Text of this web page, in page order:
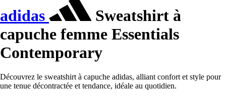
adidas
Sweatshirt à
capuche femme Essentials
Contemporary
Découvrez le sweatshirt à capuche adidas, alliant confort et style pour
une tenue décontractée et tendance, idéale au quotidien.